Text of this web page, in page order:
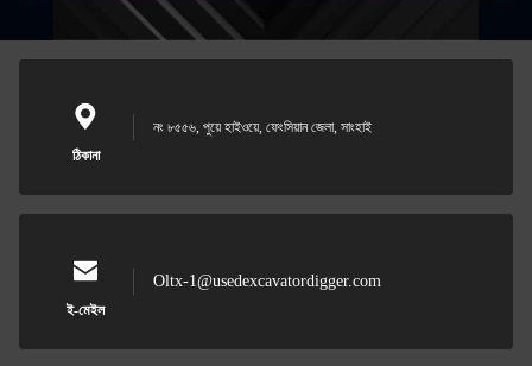
ঠিকানা
নং ৮৫৫৬, পুয়ে হাইওয়ে, ফেংসিয়ান জেলা, সাংহাই
ই-মেইল
Oltx-1@usedexcavatordigger.com